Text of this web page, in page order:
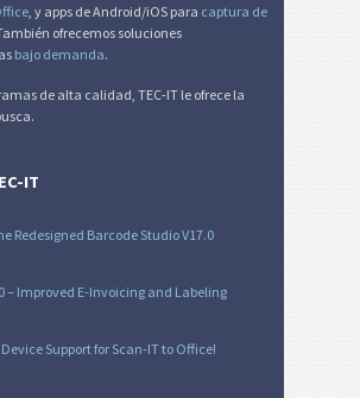
, y apps de Android/iOS para captura de
ofrecemos soluciones
bajo demanda.
de alta calidad, TEC-IT le ofrece la
IT
Redesigned Barcode Studio V17.0
– Improved E-Invoicing and Labeling
Support for Scan-IT to Office!